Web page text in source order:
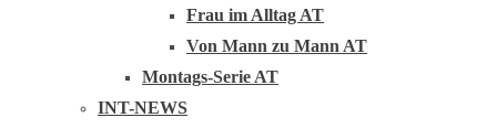
Frau im Alltag AT
Von Mann zu Mann AT
Montags-Serie AT
INT-NEWS